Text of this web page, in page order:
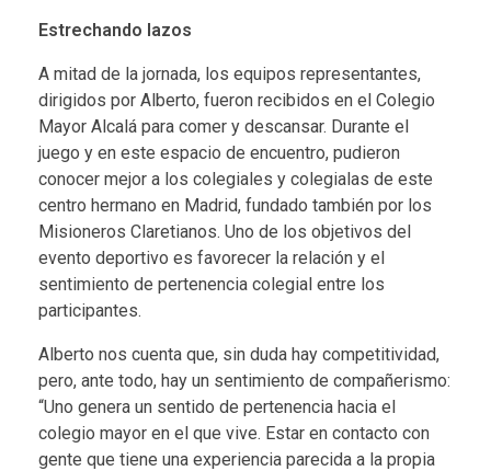
Estrechando lazos
A mitad de la jornada, los equipos representantes,
dirigidos por Alberto, fueron recibidos en el Colegio
Mayor Alcalá para comer y descansar. Durante el
juego y en este espacio de encuentro, pudieron
conocer mejor a los colegiales y colegialas de este
centro hermano en Madrid, fundado también por los
Misioneros Claretianos. Uno de los objetivos del
evento deportivo es favorecer la relación y el
sentimiento de pertenencia colegial entre los
participantes.
Alberto nos cuenta que, sin duda hay competitividad,
pero, ante todo, hay un sentimiento de compañerismo:
“Uno genera un sentido de pertenencia hacia el
colegio mayor en el que vive. Estar en contacto con
gente que tiene una experiencia parecida a la propia